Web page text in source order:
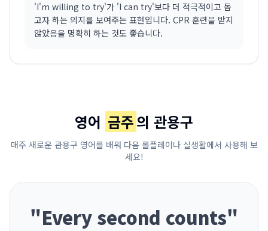
'I'm willing to try'가 'I can try'보다 더 적극적이고 돕
고자 하는 의지를 보여주는 표현입니다. CPR 훈련을 받지
않았음을 명확히 하는 것도 좋습니다.
영어 금주의 관용구
매주 새로운 관용구 영어를 배워 다음 롤플레이나 실생활에서 사용해 보
세요!
"Every second counts"